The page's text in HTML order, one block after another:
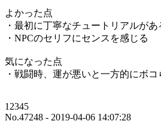
よかった点
・最初に丁寧なチュートリアルがあ
・NPCのセリフにセンスを感じる
気になった点
・戦闘時、運が悪いと一方的にボコ
12345
No.47248 - 2019-04-06 14:07:28